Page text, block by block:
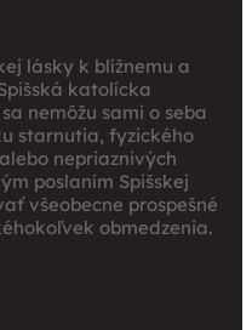
lásky k blížnemu a
katolícka
nemôžu sami o seba
starnutia, fyzického
nepriaznivých
poslaním Spišskej
všeobecne prospešné
obmedzenia.